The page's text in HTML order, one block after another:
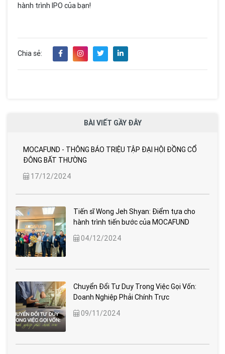
hành trình IPO của bạn!
Chia sẻ:
BÀI VIẾT GẦY ĐÂY
MOCAFUND - THÔNG BÁO TRIỆU TẬP ĐẠI HỘI ĐỒNG CỔ
ĐÔNG BẤT THƯỜNG
17/12/2024
Tiến sĩ Wong Jeh Shyan: Điểm tựa cho
hành trình tiến bước của MOCAFUND
04/12/2024
Chuyển Đổi Tư Duy Trong Việc Gọi Vốn:
Doanh Nghiệp Phải Chính Trực
09/11/2024